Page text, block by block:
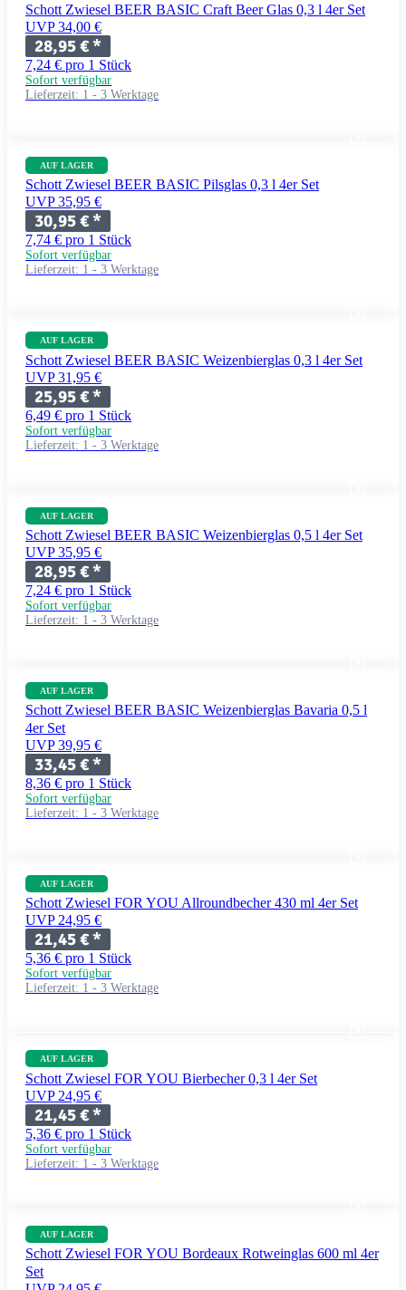
Schott Zwiesel BEER BASIC Craft Beer Glas 0,3 l 4er Set
UVP 34,00 €
28,95 €*
7,24 € pro 1 Stück
Sofort verfügbar
Lieferzeit: 1 - 3 Werktage
AUF LAGER
Schott Zwiesel BEER BASIC Pilsglas 0,3 l 4er Set
UVP 35,95 €
30,95 €*
7,74 € pro 1 Stück
Sofort verfügbar
Lieferzeit: 1 - 3 Werktage
AUF LAGER
Schott Zwiesel BEER BASIC Weizenbierglas 0,3 l 4er Set
UVP 31,95 €
25,95 €*
6,49 € pro 1 Stück
Sofort verfügbar
Lieferzeit: 1 - 3 Werktage
AUF LAGER
Schott Zwiesel BEER BASIC Weizenbierglas 0,5 l 4er Set
UVP 35,95 €
28,95 €*
7,24 € pro 1 Stück
Sofort verfügbar
Lieferzeit: 1 - 3 Werktage
AUF LAGER
Schott Zwiesel BEER BASIC Weizenbierglas Bavaria 0,5 l
4er Set
UVP 39,95 €
33,45 €*
8,36 € pro 1 Stück
Sofort verfügbar
Lieferzeit: 1 - 3 Werktage
AUF LAGER
Schott Zwiesel FOR YOU Allroundbecher 430 ml 4er Set
UVP 24,95 €
21,45 €*
5,36 € pro 1 Stück
Sofort verfügbar
Lieferzeit: 1 - 3 Werktage
AUF LAGER
Schott Zwiesel FOR YOU Bierbecher 0,3 l 4er Set
UVP 24,95 €
21,45 €*
5,36 € pro 1 Stück
Sofort verfügbar
Lieferzeit: 1 - 3 Werktage
AUF LAGER
Schott Zwiesel FOR YOU Bordeaux Rotweinglas 600 ml 4er
Set